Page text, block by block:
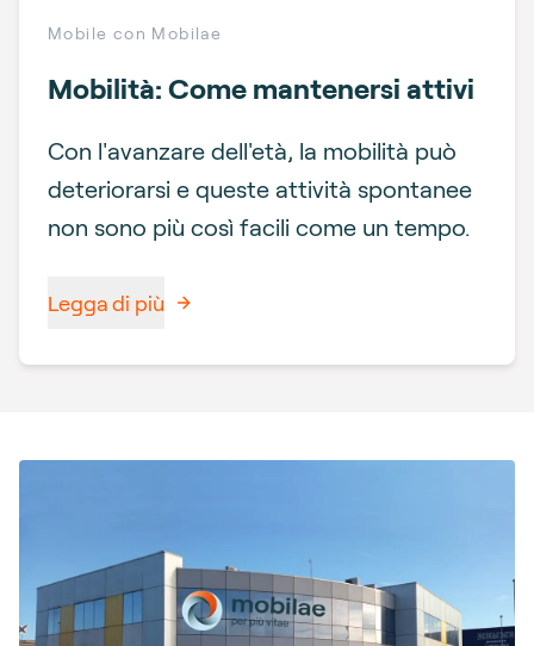
Mobile con Mobilae
Mobilità: Come mantenersi attivi
Con l'avanzare dell'età, la mobilità può
deteriorarsi e queste attività spontanee
non sono più così facili come un tempo.
Legga di più